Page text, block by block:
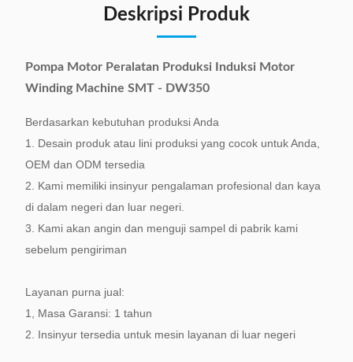
Deskripsi Produk
Pompa Motor Peralatan Produksi Induksi Motor
Winding Machine SMT - DW350
Berdasarkan kebutuhan produksi Anda
1. Desain produk atau lini produksi yang cocok untuk Anda,
OEM dan ODM tersedia
2. Kami memiliki insinyur pengalaman profesional dan kaya
di dalam negeri dan luar negeri.
3. Kami akan angin dan menguji sampel di pabrik kami
sebelum pengiriman
Layanan purna jual:
1, Masa Garansi: 1 tahun
2. Insinyur tersedia untuk mesin layanan di luar negeri